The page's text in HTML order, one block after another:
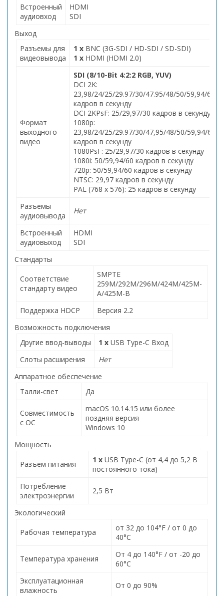
Встроенный
аудиовход
HDMI
SDI
Выход
Разъемы для
видеовывода
1 х BNC (3G-SDI / HD-SDI / SD-SDI)
1 х HDMI (HDMI 2.0)
Формат
выходного
видео
SDI (8/10-Bit 4:2:2 RGB, YUV)
DCI 2K:
23,98/24/25/29.97/30/47.95/48/50/59,94/60
кадров в секунду
DCI 2KPsF: 25/29,97/30 кадров в секунду
1080p:
23,98/24/25/29.97/30/47,95/48/50/59,94/60
кадров в секунду
1080PsF: 25/29,97/30 кадров в секунду
1080i: 50/59,94/60 кадров в секунду
720p: 50/59,94/60 кадров в секунду
NTSC: 29,97 кадров в секунду
PAL (768 x 576): 25 кадров в секунду
Разъемы
аудиовывода
Нет
Встроенный
аудиовыход
HDMI
SDI
Стандарты
Соответствие
стандарту видео
SMPTE
259M/292M/296M/424M/425M-
A/425M-B
Поддержка HDCP
Версия 2.2
Возможность подключения
Другие ввод-выводы
1 x USB Type-C Вход
Слоты расширения
Нет
Аппаратное обеспечение
Талли-свет
Да
Совместимость
с ОС
macOS 10.14.15 или более
поздняя версия
Windows 10
Мощность
Разъем питания 1 x USB Type-C (от 4,4 до 5,2 В
постоянного тока)
Потребление
электроэнергии
2,5 Вт
Экологический
Рабочая температура
от 32 до 104°F / от 0 до
40°C
Температура хранения
От 4 до 140°F / от -20 до
60°C
Эксплуатационная
влажность
От 0 до 90%